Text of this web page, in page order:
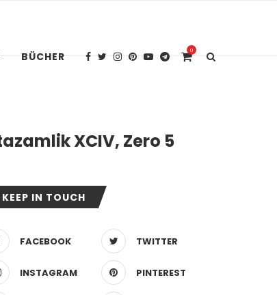
BÜCHER 0
XCIV, Zero 5
KEEP IN TOUCH
FACEBOOK TWITTER
INSTAGRAM PINTEREST